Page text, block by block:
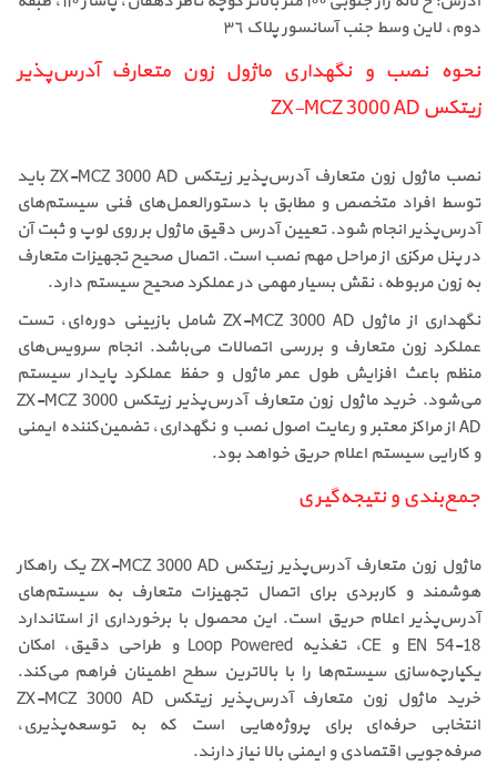
دوم، لاین وسط جنب آسانسور پلاک ٣٦
نحوه نصب و نگهداری ماژول زون متعارف آدرس‌پذیر
زیتکس ZX-MCZ 3000 AD
نصب ماژول زون متعارف آدرس‌پذیر زیتکس ZX-MCZ 3000 AD باید
توسط افراد متخصص و مطابق با دستورالعمل‌های فنی سیستم‌های
آدرس‌پذیر انجام شود. تعیین آدرس دقیق ماژول بر روی لوپ و ثبت آن
در پنل مرکزی از مراحل مهم نصب است. اتصال صحیح تجهیزات متعارف
به زون مربوطه، نقش بسیار مهمی در عملکرد صحیح سیستم دارد.
نگهداری از ماژول ZX-MCZ 3000 AD شامل بازبینی دوره‌ای، تست
عملکرد زون متعارف و بررسی اتصالات می‌باشد. انجام سرویس‌های
منظم باعث افزایش طول عمر ماژول و حفظ عملکرد پایدار سیستم
می‌شود. خرید ماژول زون متعارف آدرس‌پذیر زیتکس ZX-MCZ 3000
AD از مراکز معتبر و رعایت اصول نصب و نگهداری، تضمین‌کننده ایمنی
و کارایی سیستم اعلام حریق خواهد بود.
جمع‌بندی و نتیجه‌گیری
ماژول زون متعارف آدرس‌پذیر زیتکس ZX-MCZ 3000 AD یک راهکار
هوشمند و کاربردی برای اتصال تجهیزات متعارف به سیستم‌های
آدرس‌پذیر اعلام حریق است. این محصول با برخورداری از استاندارد
EN 54-18 و CE، تغذیه Loop Powered و طراحی دقیق، امکان
یکپارچه‌سازی سیستم‌ها را با بالاترین سطح اطمینان فراهم می‌کند.
خرید ماژول زون متعارف آدرس‌پذیر زیتکس ZX-MCZ 3000 AD
انتخابی حرفه‌ای برای پروژه‌هایی است که به توسعه‌پذیری،
صرفه‌جویی اقتصادی و ایمنی بالا نیاز دارند.